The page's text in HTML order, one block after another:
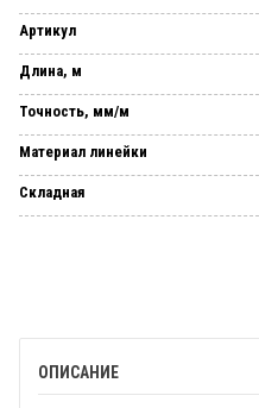
Артикул
Длина, м
Точность, мм/м
Материал линейки
Складная
ОПИСАНИЕ